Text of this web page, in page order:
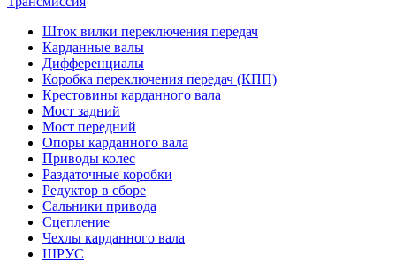
Шток вилки переключения передач
Карданные валы
Дифференциалы
Коробка переключения передач (КПП)
Крестовины карданного вала
Мост задний
Мост передний
Опоры карданного вала
Приводы колес
Раздаточные коробки
Редуктор в сборе
Сальники привода
Сцепление
Чехлы карданного вала
ШРУС